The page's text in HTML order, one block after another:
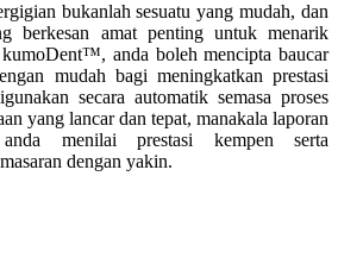
bukanlah sesuatu yang mudah, dan
berkesan amat penting untuk menarik
anda boleh mencipta baucar
mudah bagi meningkatkan prestasi
secara automatik semasa proses
yang lancar dan tepat, manakala laporan
menilai prestasi kempen serta
dengan yakin.